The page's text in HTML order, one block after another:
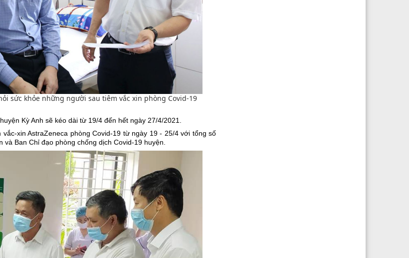
sức khỏe những người sau tiêm vắc xin phòng Covid-19
Kỳ Anh sẽ kéo dài từ 19/4 đến hết ngày 27/4/2021.
xin AstraZeneca phòng Covid-19 từ ngày 19 - 25/4 với tổng số
Ban Chỉ đạo phòng chống dịch Covid-19 huyện.